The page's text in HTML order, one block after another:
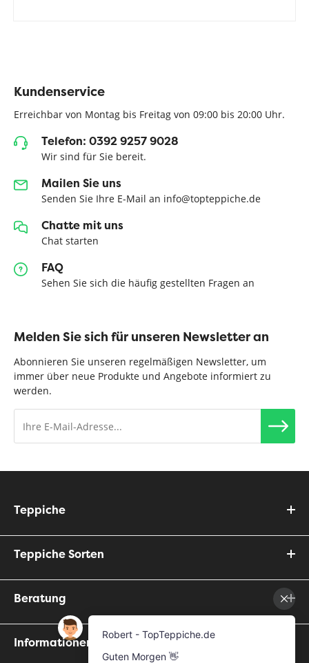
Kundenservice
Erreichbar von Montag bis Freitag von 09:00 bis 20:00 Uhr.
Telefon: 0392 9257 9028
Wir sind für Sie bereit.
Mailen Sie uns
Senden Sie Ihre E-Mail an info@topteppiche.de
Chatte mit uns
Chat starten
FAQ
Sehen Sie sich die häufig gestellten Fragen an
Melden Sie sich für unseren Newsletter an
Abonnieren Sie unseren regelmäßigen Newsletter, um
immer über neue Produkte und Angebote informiert zu
werden.
Teppiche
Teppiche Sorten
Beratung
Informationen